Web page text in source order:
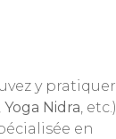
y pratiquer
, Yoga Nidra, etc.)
en